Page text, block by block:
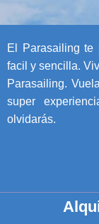
El Parasailing te
facil y sencilla.
Parasailing.
super
olvidarás.